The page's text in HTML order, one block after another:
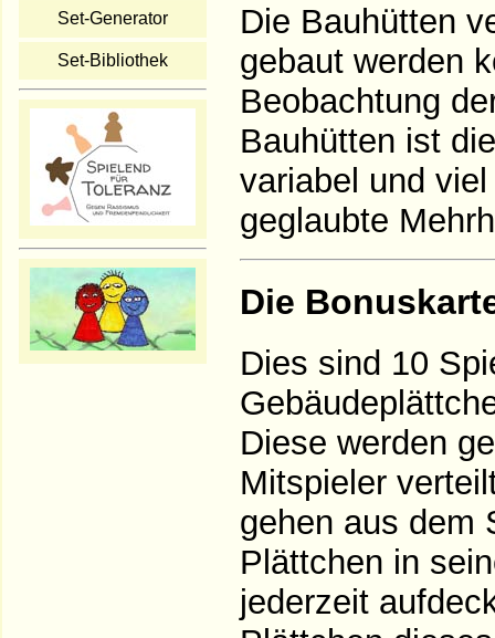
Set-Generator
Set-Bibliothek
Die Bauhütten
gebaut werden
Beobachtung
Bauhütten ist
variabel und
geglaubte
Die
Dies sind 10
Diese werden
Mitspieler
gehen aus dem
Plättchen in
jederzeit